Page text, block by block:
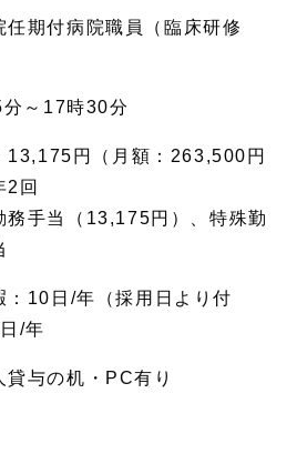
任期付病院職員（臨床研修
～17時30分
13,175円（月額：263,500円
2回
務手当（13,175円）、特殊勤
：10日/年（採用日より付
/年
与の机・PC有り